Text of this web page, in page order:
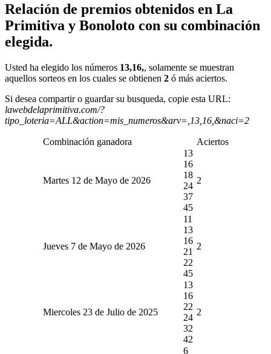
Relación de premios obtenidos en La
Primitiva y Bonoloto con su combinación
elegida.
Usted ha elegido los números 13,16,, solamente se muestran
aquellos sorteos en los cuales se obtienen 2 ó más aciertos.
Si desea compartir o guardar su busqueda, copie esta URL:
lawebdelaprimitiva.com/?
tipo_loteria=ALL&action=mis_numeros&arv=,13,16,&naci=2
Combinación ganadora Aciertos
Martes 12 de Mayo de 2026
13
16
18
24
37
45
2
Jueves 7 de Mayo de 2026
11
13
16
21
22
45
2
Miercoles 23 de Julio de 2025
13
16
22
24
32
42
2
6